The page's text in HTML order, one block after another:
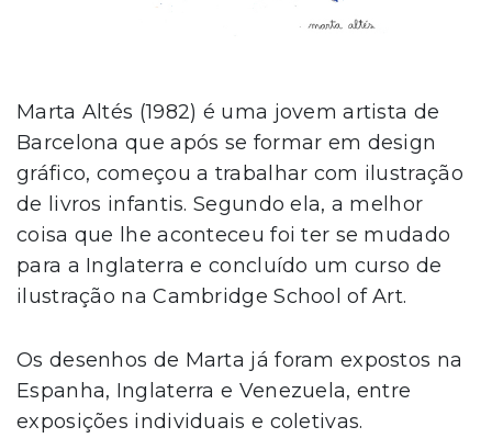
Marta Altés (1982) é uma jovem artista de
Barcelona que após se formar em design
gráfico, começou a trabalhar com ilustração
de livros infantis. Segundo ela, a melhor
coisa que lhe aconteceu foi ter se mudado
para a Inglaterra e concluído um curso de
ilustração na Cambridge School of Art.
Os desenhos de Marta já foram expostos na
Espanha, Inglaterra e Venezuela, entre
exposições individuais e coletivas.